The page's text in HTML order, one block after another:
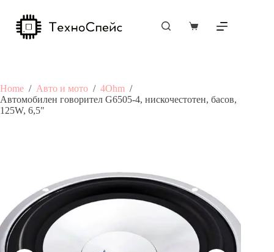
content
Shopping
Home / Авто и мото / 4Ohm /
Автомобилен говорител G6505-4, нискочестотен, басов,
125W, 6,5"